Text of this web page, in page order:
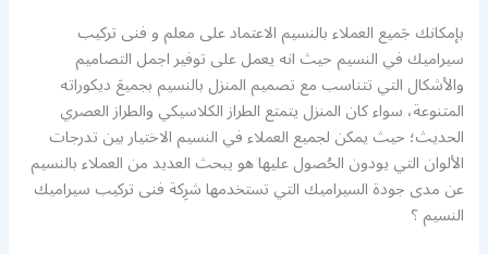
بإمكانك جَميع العملاء بالنسيم الاعتماد على معلم و فنى تركيب
سيراميك في النسيم حيث انه يعمل على توفير اجمل التصاميم
والأشكال التي تتناسب مع تصميم المنزل بالنسيم بجميعَ ديكوراته
المتنوعة، سواء كان المنزل يتمتع الطراز الكلاسيكي والطراز العصري
الحديث؛ حيث يمكن لجميع العملاء في النسيم الاختيار بين تدرجات
الألوان التي يودون الحُصول عليها هو يبحث العديد من العملاء بالنسيم
عن مدى جودة السيراميك التي تستخدمها شرِكة فنى تركيب سيراميك
النسيم ؟